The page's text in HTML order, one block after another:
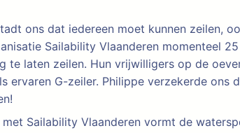
ons dat iedereen moet kunnen zeilen,
Sailability Vlaanderen momenteel
te laten zeilen. Hun vrijwilligers op de
G-zeiler. Philippe verzekerde ons
Sailability Vlaanderen vormt de